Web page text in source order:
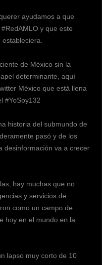
ayudamos a que
y que este
de México sin la
determinante, aquí
México que está llena
#YoSoy132
historia del submundo de
pasó y de los
desinformación va a crecer
hay muchas que no
y servicios de
como un campo de
hoy en el mundo en la
lapso muy corto de 10